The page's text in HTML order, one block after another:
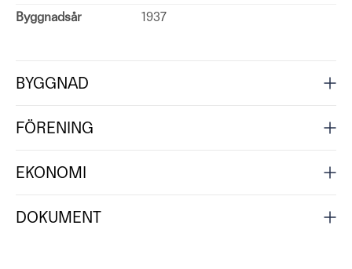
Byggnadsår
1937
BYGGNAD
FÖRENING
EKONOMI
DOKUMENT